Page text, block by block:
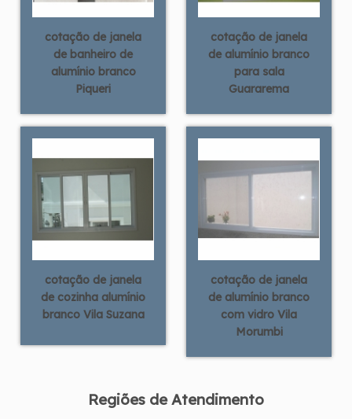
cotação de janela
de banheiro de
alumínio branco
Piqueri
cotação de janela
de alumínio branco
para sala
Guararema
cotação de janela
de cozinha alumínio
branco Vila Suzana
cotação de janela
de alumínio branco
com vidro Vila
Morumbi
Regiões de Atendimento